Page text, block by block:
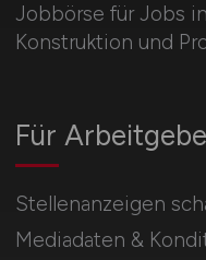
Jobbörse für Jobs
Konstruktion und
Für
Stellenanzeigen
Mediadaten &